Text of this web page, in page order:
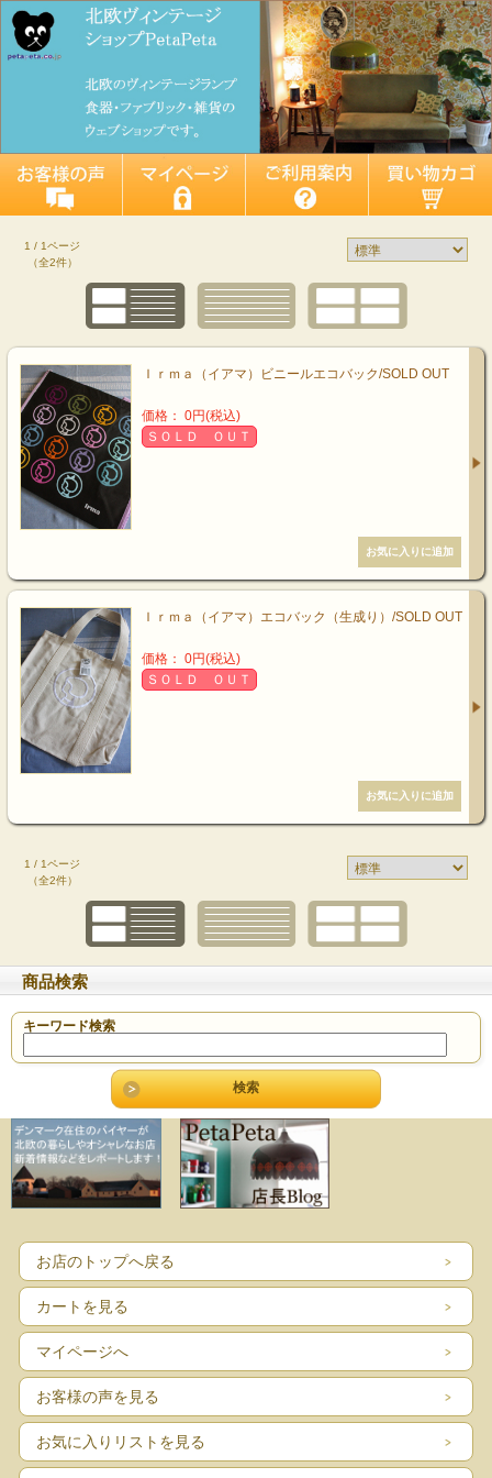
1 / 1ページ
（全2件）
Ｉｒｍａ（イアマ）ビニールエコバック/SOLD OUT
価格： 0円(税込)
ＳＯＬＤ ＯＵＴ
Ｉｒｍａ（イアマ）エコバック（生成り）/SOLD OUT
価格： 0円(税込)
ＳＯＬＤ ＯＵＴ
1 / 1ページ
（全2件）
商品検索
キーワード検索
お店のトップへ戻る
カートを見る
マイページへ
お客様の声を見る
お気に入りリストを見る